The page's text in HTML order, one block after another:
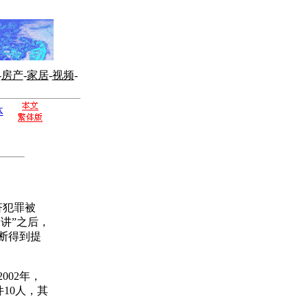
房产-家居-视频-
罪被
”之后，
得到提
年，
10人，其